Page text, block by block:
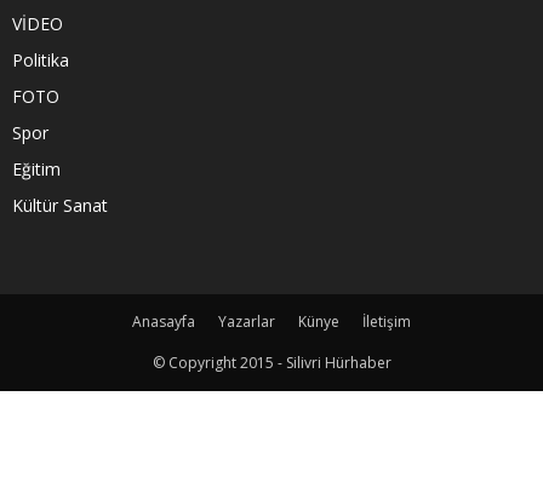
VİDEO
Politika
FOTO
Spor
Eğitim
Kültür Sanat
Anasayfa Yazarlar Künye
İletişim
© Copyright 2015 - Silivri Hürhaber